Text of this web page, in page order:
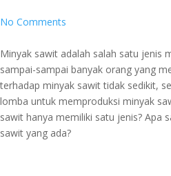
No Comments
Minyak sawit adalah salah satu jenis
sampai-sampai banyak orang yang
terhadap minyak sawit tidak sedikit,
lomba untuk memproduksi minyak
sawit hanya memiliki satu jenis? Apa
sawit yang ada?